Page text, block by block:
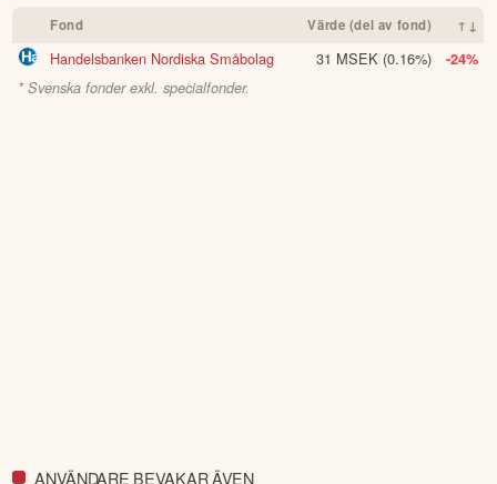
Fond Värde (del av fond) ↑↓
Handelsbanken Nordiska Småbolag 31 MSEK (0.16%)
-24%
* Svenska fonder exkl. specialfonder.
ANVÄNDARE BEVAKAR ÄVEN